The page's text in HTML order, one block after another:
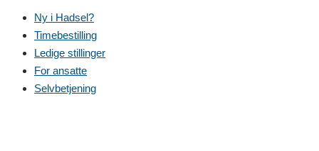
Ny i Hadsel?
Timebestilling
Ledige stillinger
For ansatte
Selvbetjening